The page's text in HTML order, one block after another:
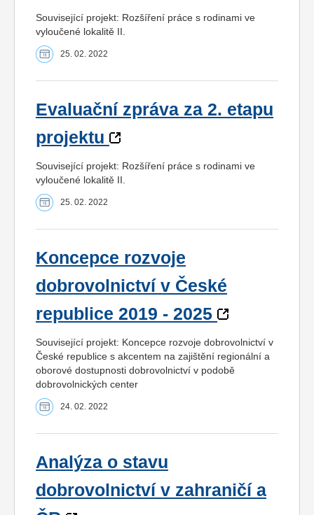
Související projekt: Rozšíření práce s rodinami ve
vyloučené lokalitě II.
25. 02. 2022
Evaluační zpráva za 2. etapu
projektu
Související projekt: Rozšíření práce s rodinami ve
vyloučené lokalitě II.
25. 02. 2022
Koncepce rozvoje
dobrovolnictví v České
republice 2019 - 2025
Související projekt: Koncepce rozvoje dobrovolnictví v
České republice s akcentem na zajištění regionální a
oborové dostupnosti dobrovolnictví v podobě
dobrovolnických center
24. 02. 2022
Analýza o stavu
dobrovolnictví v zahraničí a